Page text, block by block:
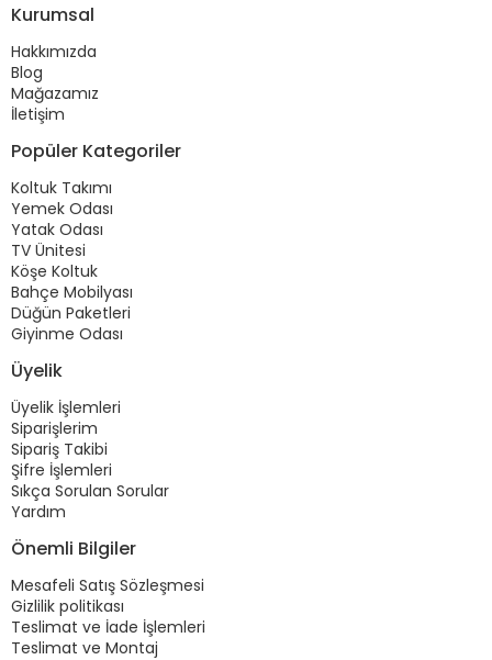
Kurumsal
Hakkımızda
Blog
Mağazamız
İletişim
Popüler Kategoriler
Koltuk Takımı
Yemek Odası
Yatak Odası
TV Ünitesi
Köşe Koltuk
Bahçe Mobilyası
Düğün Paketleri
Giyinme Odası
Üyelik
Üyelik İşlemleri
Siparişlerim
Sipariş Takibi
Şifre İşlemleri
Sıkça Sorulan Sorular
Yardım
Önemli Bilgiler
Mesafeli Satış Sözleşmesi
Gizlilik politikası
Teslimat ve İade İşlemleri
Teslimat ve Montaj